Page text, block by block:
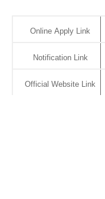
Online Apply Link
Notification Link
Official Website Link